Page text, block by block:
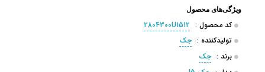
ویژگی‌های محصول
کد محصول : 2804300U1512
تولیدکننده : جک
برند : جک